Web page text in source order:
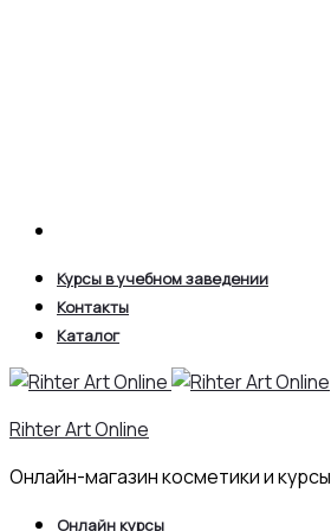
Курсы в учебном заведении
Контакты
Каталог
Rihter Art Online
Онлайн-магазин косметики и курсы
Онлайн курсы